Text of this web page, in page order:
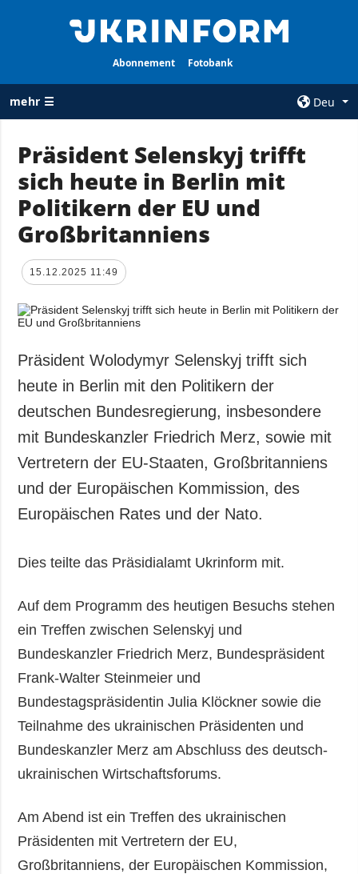
Abonnement Fotobank
mehr ☰
Deu
ALLE
RUBRIKEN
Krieg
Wiederaufbau
der Ukraine
Politik
Wirtschaft
Gesellschaft und
Kultur
Sport
Kriminalität
Notstand und
Notfälle
AGENTUR
Über uns
und zum Schutz
ZUSÄTZLICH
Interview
Video
LEISTUNGEN
Fotobank
Präsident Selenskyj trifft
sich heute in Berlin mit
Politikern der EU und
Großbritanniens
15.12.2025 11:49
Präsident Wolodymyr Selenskyj trifft sich
heute in Berlin mit den Politikern der
deutschen Bundesregierung, insbesondere
mit Bundeskanzler Friedrich Merz, sowie mit
Vertretern der EU-Staaten, Großbritanniens
und der Europäischen Kommission, des
Europäischen Rates und der Nato.
Dies teilte das Präsidialamt Ukrinform mit.
Auf dem Programm des heutigen Besuchs stehen
ein Treffen zwischen Selenskyj und
Bundeskanzler Friedrich Merz, Bundespräsident
Frank-Walter Steinmeier und
Bundestagspräsidentin Julia Klöckner sowie die
Teilnahme des ukrainischen Präsidenten und
Bundeskanzler Merz am Abschluss des deutsch-
ukrainischen Wirtschaftsforums.
Am Abend ist ein Treffen des ukrainischen
Präsidenten mit Vertretern der EU,
Großbritanniens, der Europäischen Kommission,